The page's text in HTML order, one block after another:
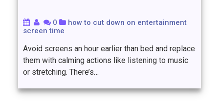
0
how to cut down on entertainment
screen time
Avoid screens an hour earlier than bed and replace
them with calming actions like listening to music
or stretching. There’s…